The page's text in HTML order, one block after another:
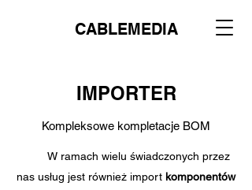
CABLEMEDIA
IMPORTER
Kompleksowe kompletacje BOM
W ramach wielu świadczonych przez
nas usług jest również import komponentów